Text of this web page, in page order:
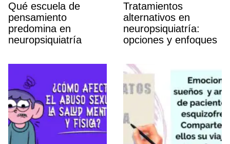
Qué escuela de
pensamiento
predomina en
neuropsiquiatrí­a
Tratamientos
alternativos en
neuropsiquiatrí­a:
opciones y enfoques